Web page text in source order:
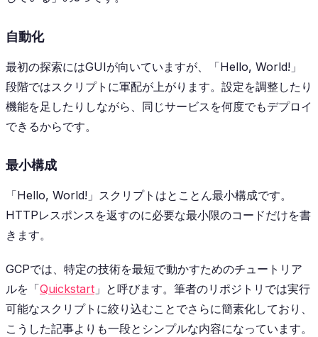
自動化
最初の探索にはGUIが向いていますが、「Hello, World!」
段階ではスクリプトに軍配が上がります。設定を調整したり
機能を足したりしながら、同じサービスを何度でもデプロイ
できるからです。
最小構成
「Hello, World!」スクリプトはとことん最小構成です。
HTTPレスポンスを返すのに必要な最小限のコードだけを書
きます。
GCPでは、特定の技術を最短で動かすためのチュートリア
ルを「Quickstart 」と呼びます。筆者のリポジトリでは実行
可能なスクリプトに絞り込むことでさらに簡素化しており、
こうした記事よりも一段とシンプルな内容になっています。